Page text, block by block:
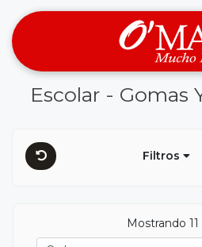
Escolar - Gomas
Filtros
Mostrando 11